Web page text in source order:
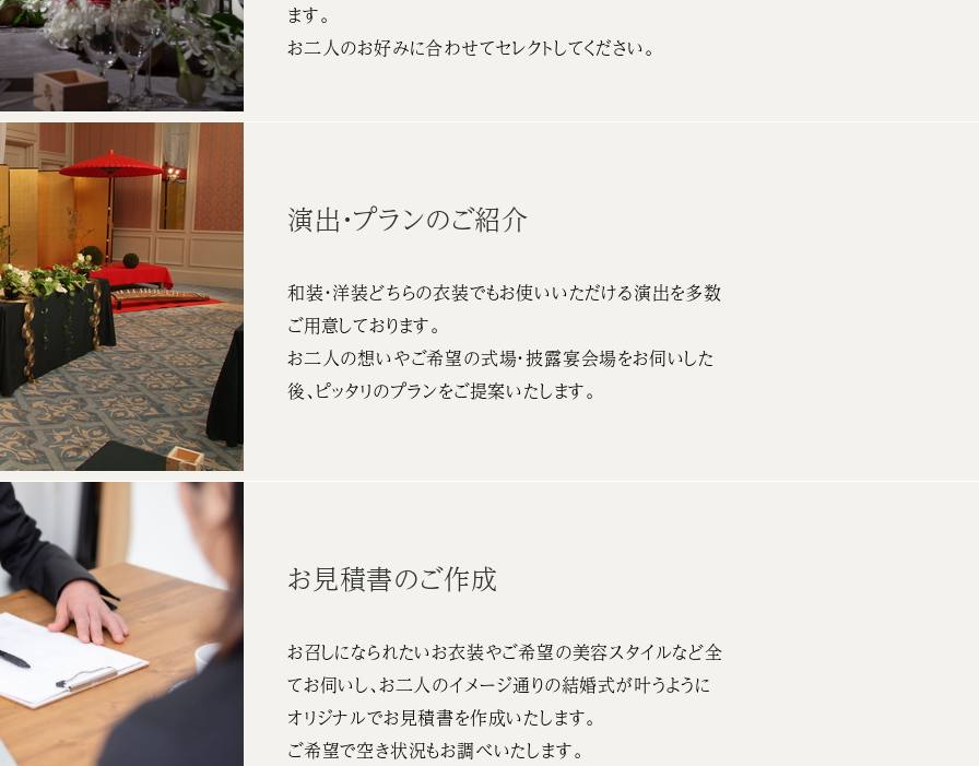
ます。
お二人のお好みに合わせてセレクトしてください。
演出・プランのご紹介
和装・洋装どちらの衣装でもお使いいただける演出を多数
ご用意しております。
お二人の想いやご希望の式場・披露宴会場をお伺いした
後、ピッタリのプランをご提案いたします。
お見積書のご作成
お召しになられたいお衣装やご希望の美容スタイルなど全
てお伺いし、お二人のイメージ通りの結婚式が叶うように
オリジナルでお見積書を作成いたします。
ご希望で空き状況もお調べいたします。